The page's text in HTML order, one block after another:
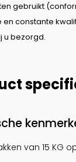
gebruikt
en constante
u bezorgd.
van 15 KG